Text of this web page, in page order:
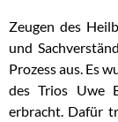
Zeugen des
und
Prozess aus. Es
des Trios Uwe
erbracht. Dafür